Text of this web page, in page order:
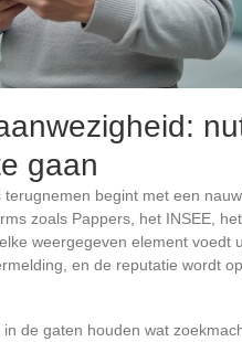
gaan
begint met een
zoals Pappers, het INSEE,
weergegeven element voedt
en de reputatie wordt
de gaten houden wat